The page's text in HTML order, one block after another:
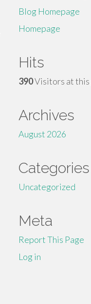
Blog Homepage
Homepage
Hits
390Visitors at this
Archives
August 2026
Categories
Uncategorized
Meta
Report This Page
Log in